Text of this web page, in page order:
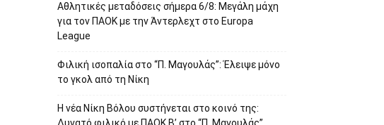
Αθλητικές μεταδόσεις σήμερα 6/8: Μεγάλη μάχη
για τον ΠΑΟΚ με την Άντερλεχτ στο Europa
League
Φιλική ισοπαλία στο “Π. Μαγουλάς”: Έλειψε μόνο
το γκολ από τη Νίκη
Η νέα Νίκη Βόλου συστήνεται στο κοινό της: